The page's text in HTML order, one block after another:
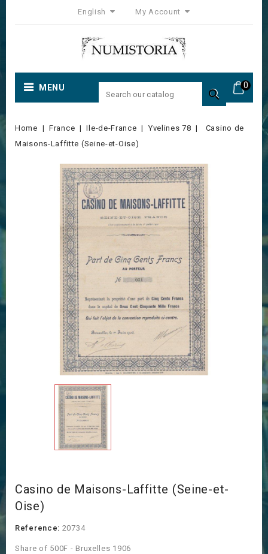
English My Account
0
MENU 
Home France Ile-de-France Yvelines 78
Casino de
Maisons-Laffitte (Seine-et-Oise)
Casino de Maisons-Laffitte (Seine-et-
Oise)
Reference: 20734
Share of 500F - Bruxelles 1906